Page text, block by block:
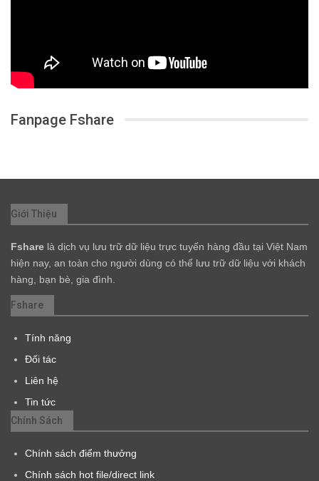
Fanpage Fshare
Giới Thiệu
Fshare là dịch vụ lưu trữ dữ liệu trực tuyến hàng đầu tại Việt Nam
hiện nay, an toàn cho người dùng có thể lưu trữ dữ liệu với khách
hàng, bạn bè, gia đình.
Fshare
Tính năng
Đối tác
Liên hệ
Tin tức
Chính Sách
Chính sách điểm thưởng
Chính sách hot file/direct link